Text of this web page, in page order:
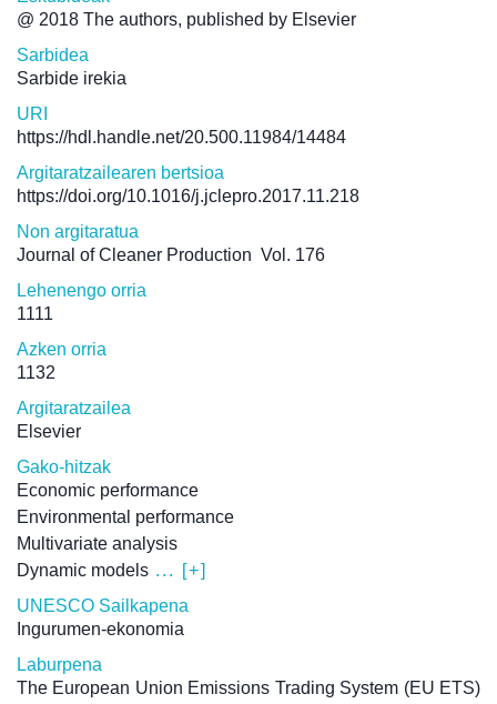
@ 2018 The authors, published by Elsevier
Sarbidea
Sarbide irekia
URI
https://hdl.handle.net/20.500.11984/14484
Argitaratzailearen bertsioa
https://doi.org/10.1016/j.jclepro.2017.11.218
Non argitaratua
Journal of Cleaner Production Vol. 176
Lehenengo orria
1111
Azken orria
1132
Argitaratzailea
Elsevier
Gako-hitzak
Economic performance
Environmental performance
Multivariate analysis
Dynamic models ... [+]
UNESCO Sailkapena
Ingurumen-ekonomia
Laburpena
The European Union Emissions Trading System (EU ETS)